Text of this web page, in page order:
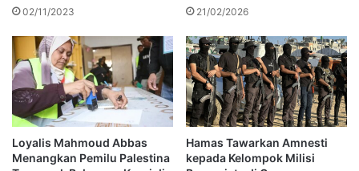
02/11/2023 21/02/2026
Loyalis Mahmoud Abbas
Menangkan Pemilu Palestina
Hamas Tawarkan Amnesti
kepada Kelompok Milisi